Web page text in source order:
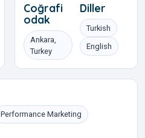
Coğrafi
odak
Ankara,
Turkey
Diller
Turkish
English
Performance Marketing